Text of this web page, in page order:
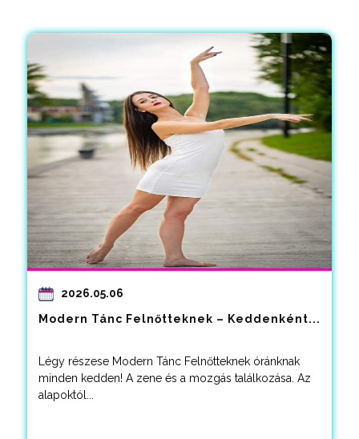
2026.05.06
Modern Tánc Felnőtteknek – Keddenként...
Légy részese Modern Tánc Felnőtteknek óránknak
minden kedden! A zene és a mozgás találkozása. Az
alapoktól...